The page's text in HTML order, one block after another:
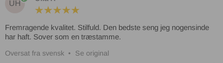
UH
Fremragende kvalitet. Stilfuld. Den bedste seng jeg nogensinde
har haft. Sover som en træstamme.
Oversat fra svensk •
Se original